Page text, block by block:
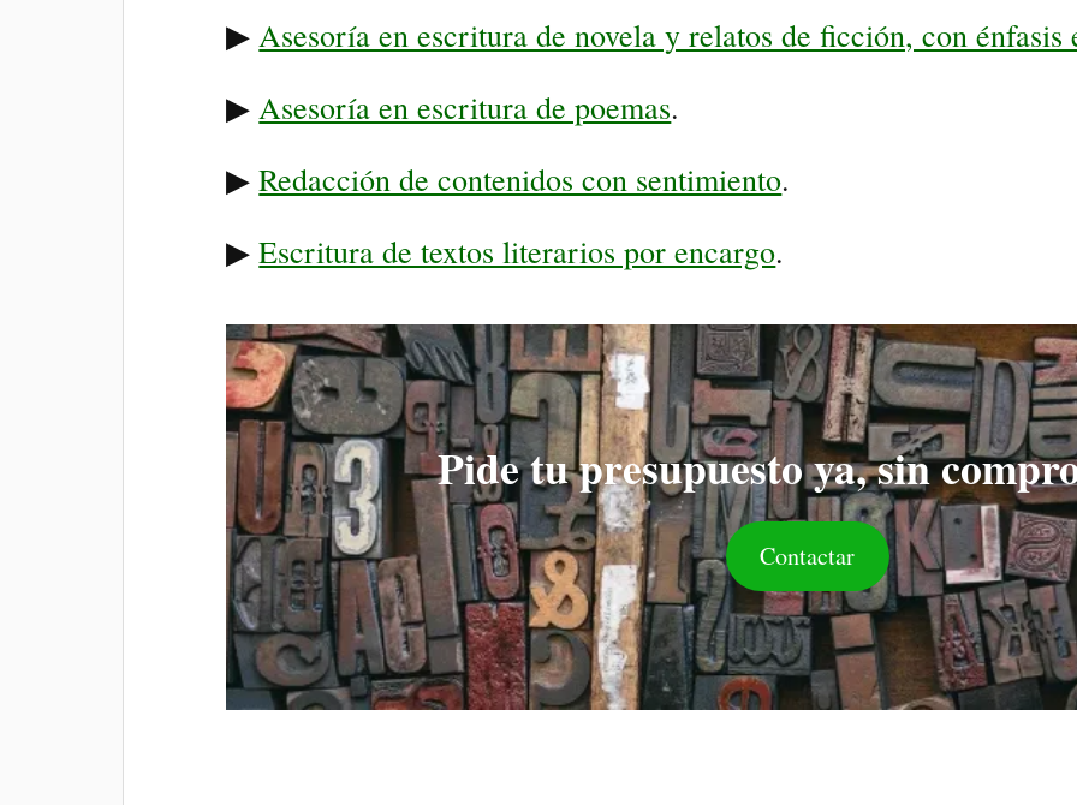
▶ Asesoría en escritura de novela y relatos de ficción, con énfasis
▶ Asesoría en escritura de poemas.
▶Redacción de contenidos con sentimiento.
▶Escritura de textos literarios por encargo.
Pide tu presupuesto ya, sin
Contactar